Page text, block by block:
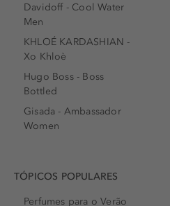
Davidoff - Cool Water
Men
KHLOÉ KARDASHIAN -
Xo Khloè
Hugo Boss - Boss
Bottled
Gisada - Ambassador
Women
TÓPICOS POPULARES
Perfumes para o Verão